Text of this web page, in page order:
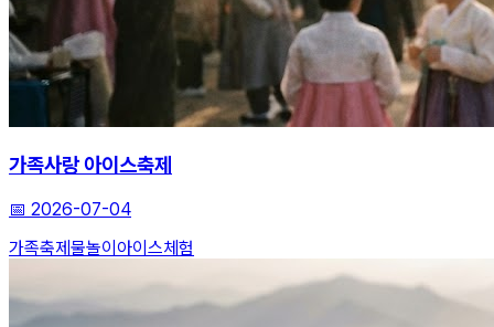
가족사랑 아이스축제
📅 2026-07-04
가족축제물놀이 아이스체험